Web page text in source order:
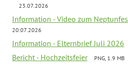
23.07.2026
Information - Video zum
20.07.2026
Information - Elternbrief Juli 2026
Bericht - Hochzeitsfeier PNG, 1.9 MB